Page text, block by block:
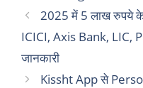
2025 में 5 लाख रुपये के
ICICI, Axis Bank, LIC,
जानकारी
Kissht App से